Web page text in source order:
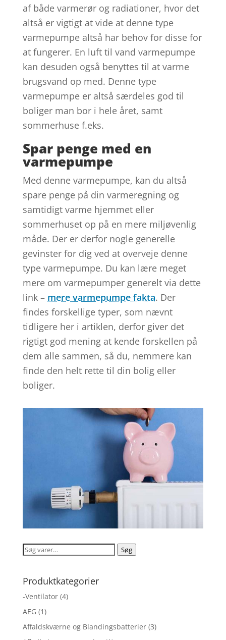
af både varmerør og radiationer, hvor det
altså er vigtigt at vide at denne type
varmepumpe altså har behov for disse for
at fungerer. En luft til vand varmepumpe
kan desuden også benyttes til at varme
brugsvand op med. Denne type
varmepumpe er altså særdeles god til
boliger man bor i hele året, samt
sommerhuse f.eks.
Spar penge med en
varmepumpe
Med denne varmepumpe, kan du altså
spare penge på din varmeregning og
samtidigt varme hjemmet eller
sommerhuset op på en mere miljøvenlig
måde. Der er derfor nogle generelle
gevinster for dig ved at overveje denne
type varmepumpe. Du kan lære meget
mere om varmepumper generelt via dette
link – mere varmepumpe fakta. Der
findes forskellige typer, som nævnt
tidligere her i artiklen, derfor giver det
rigtigt god mening at kende forskellen på
dem alle sammen, så du, nemmere kan
finde den helt rette til din bolig eller
boliger.
Søg
Søg
Produktkategorier
-Ventilator (4)
AEG (1)
Affaldskværne og Blandingsbatterier (3)